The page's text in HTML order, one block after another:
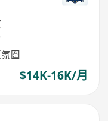
圍
$14K-16K/月